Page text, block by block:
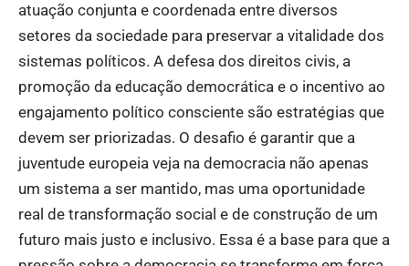
atuação conjunta e coordenada entre diversos
setores da sociedade para preservar a vitalidade dos
sistemas políticos. A defesa dos direitos civis, a
promoção da educação democrática e o incentivo ao
engajamento político consciente são estratégias que
devem ser priorizadas. O desafio é garantir que a
juventude europeia veja na democracia não apenas
um sistema a ser mantido, mas uma oportunidade
real de transformação social e de construção de um
futuro mais justo e inclusivo. Essa é a base para que a